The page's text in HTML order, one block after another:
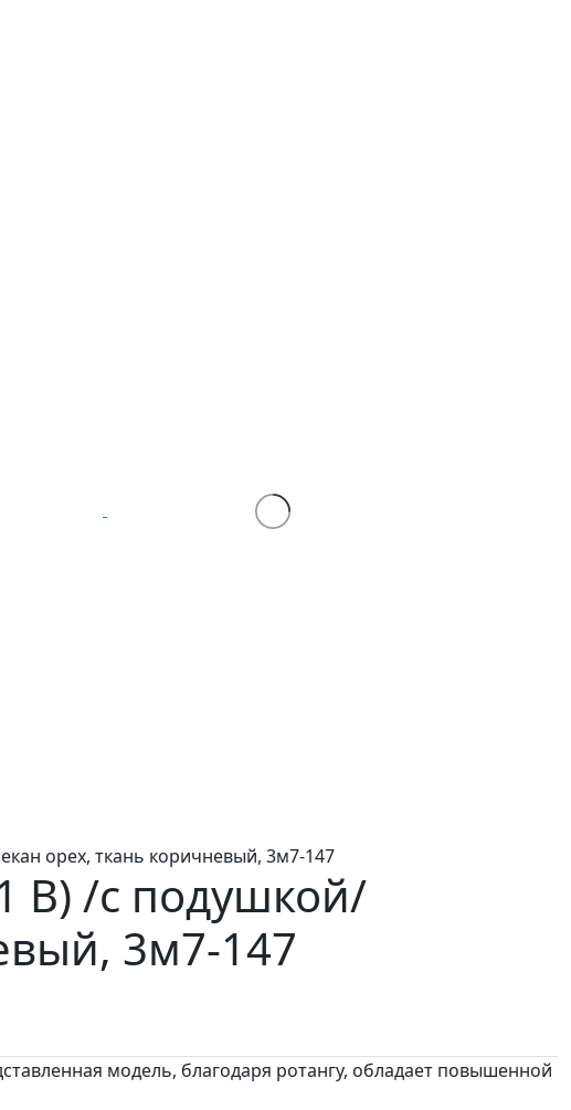
орех, ткань коричневый, 3м7-147
B) /с подушкой/
3м7-147
модель, благодаря ротангу, обладает повышенной